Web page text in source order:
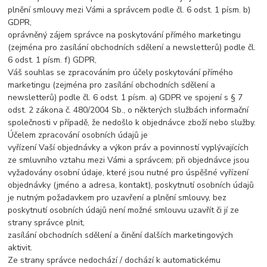
plnění smlouvy mezi Vámi a správcem podle čl. 6 odst. 1 písm. b)
GDPR,
oprávněný zájem správce na poskytování přímého marketingu
(zejména pro zasílání obchodních sdělení a newsletterů) podle čl.
6 odst. 1 písm. f) GDPR,
Váš souhlas se zpracováním pro účely poskytování přímého
marketingu (zejména pro zasílání obchodních sdělení a
newsletterů) podle čl. 6 odst. 1 písm. a) GDPR ve spojení s § 7
odst. 2 zákona č. 480/2004 Sb., o některých službách informační
společnosti v případě, že nedošlo k objednávce zboží nebo služby.
Účelem zpracování osobních údajů je
vyřízení Vaší objednávky a výkon práv a povinností vyplývajících
ze smluvního vztahu mezi Vámi a správcem; při objednávce jsou
vyžadovány osobní údaje, které jsou nutné pro úspěšné vyřízení
objednávky (jméno a adresa, kontakt), poskytnutí osobních údajů
je nutným požadavkem pro uzavření a plnění smlouvy, bez
poskytnutí osobních údajů není možné smlouvu uzavřít či jí ze
strany správce plnit,
zasílání obchodních sdělení a činění dalších marketingových
aktivit.
Ze strany správce nedochází / dochází k automatickému